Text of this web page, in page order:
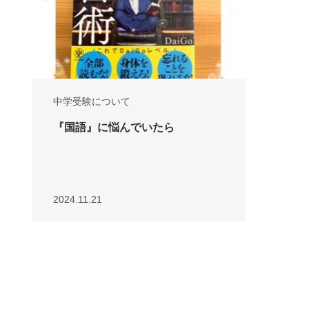
中学受験について
『国語』に悩んでいたら
2024.11.21